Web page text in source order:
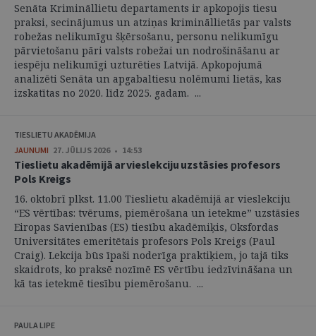
Senāta Krimināllietu departaments ir apkopojis tiesu
praksi, secinājumus un atziņas krimināllietās par valsts
robežas nelikumīgu šķērsošanu, personu nelikumīgu
pārvietošanu pāri valsts robežai un nodrošināšanu ar
iespēju nelikumīgi uzturēties Latvijā. Apkopojumā
analizēti Senāta un apgabaltiesu nolēmumi lietās, kas
izskatītas no 2020. līdz 2025. gadam. ...
TIESLIETU AKADĒMIJA
JAUNUMI 27. JŪLIJS 2026 • 14:53
Tieslietu akadēmijā ar vieslekciju uzstāsies profesors
Pols Kreigs
16. oktobrī plkst. 11.00 Tieslietu akadēmijā ar vieslekciju
“ES vērtības: tvērums, piemērošana un ietekme” uzstāsies
Eiropas Savienības (ES) tiesību akadēmiķis, Oksfordas
Universitātes emeritētais profesors Pols Kreigs (Paul
Craig). Lekcija būs īpaši noderīga praktiķiem, jo tajā tiks
skaidrots, ko praksē nozīmē ES vērtību iedzīvināšana un
kā tas ietekmē tiesību piemērošanu. ...
PAULA LIPE